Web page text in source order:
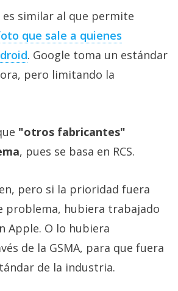
es similar al que permite
que sale a quienes
. Google toma un estándar
pero limitando la
"otros fabricantes"
, pues se basa en RCS.
pero si la prioridad fuera
problema, hubiera trabajado
Apple. O lo hubiera
de la GSMA, para que fuera
de la industria.